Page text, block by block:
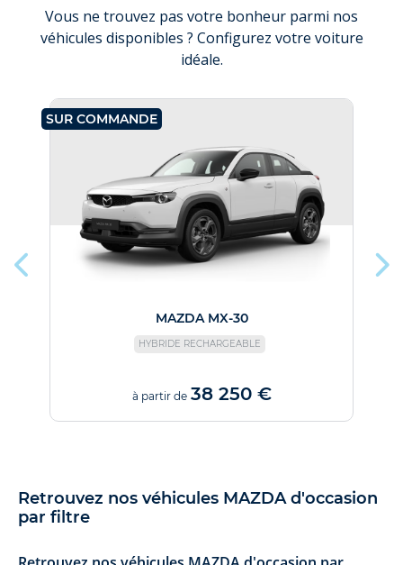
Vous ne trouvez pas votre bonheur parmi nos
véhicules disponibles ? Configurez votre voiture
idéale.
SUR COMMANDE
MAZDA MX-30
HYBRIDE RECHARGEABLE
à partir de 38 250 €
Retrouvez nos véhicules MAZDA d'occasion
par filtre